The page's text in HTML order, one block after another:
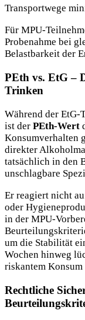
Transportwege
Für MPU-
Probenahme bei
Belastbarkeit der
PEth vs. EtG –
Trinken
Während der EtG-
ist der PEth-Wert
Konsumverhalten
direkter
tatsächlich in den
unschlagbare
Er reagiert nicht
oder
in der MPU-
um die Stabilität
Wochen hinweg
riskantem Konsum
Rechtliche